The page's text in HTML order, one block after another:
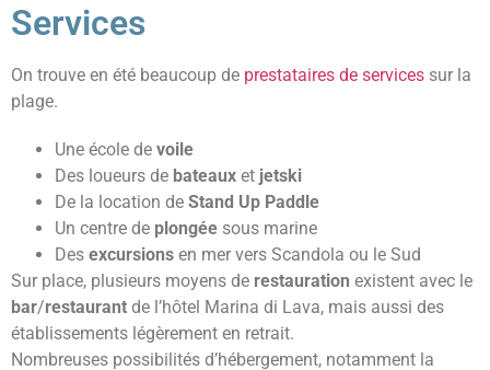
Services
On trouve en été beaucoup de prestataires de services sur la
plage.
Une école de voile
Des loueurs de bateaux et jetski
De la location de Stand Up Paddle
Un centre de plongée sous marine
Des excursions en mer vers Scandola ou le Sud
Sur place, plusieurs moyens de restauration existent avec le
bar/restaurant de l’hôtel Marina di Lava, mais aussi des
établissements légèrement en retrait.
Nombreuses possibilités d’hébergement, notamment la